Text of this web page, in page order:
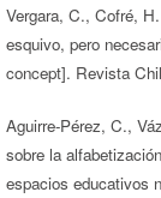
Vergara, C., Cofré,
esquivo, pero
concept]. Revista
Aguirre-Pérez, C.,
sobre la
espacios educativos